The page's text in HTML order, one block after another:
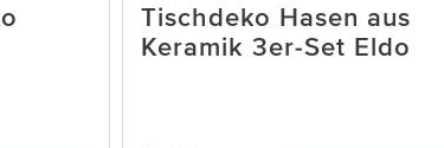
Tischdeko Hasen aus
Keramik 3er-Set Eldo